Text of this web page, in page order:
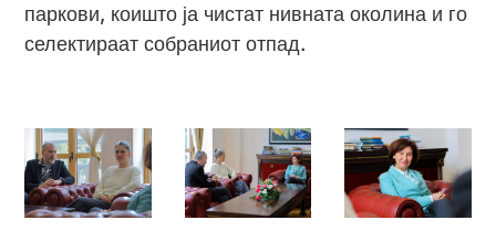
паркови, коишто ја чистат нивната околина и го
селектираат собраниот отпад.